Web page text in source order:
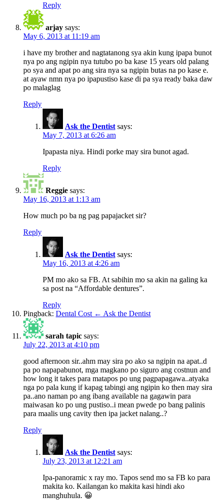
Reply
arjay says:
May 6, 2013 at 11:19 am
i have my brother and nagtatanong sya akin kung ipapa bunot
nya po ang ngipin nya tutubo po ba kase 15 years old palang
po sya and apat po ang sira nya sa ngipin butas na po kase e.
at ayaw nmn nya po ipapustiso kase di pa sya ready baka daw
po malaglag
Reply
Ask the Dentist says:
May 7, 2013 at 6:26 am
Ipapasta niya. Hindi porke may sira bunot agad.
Reply
Reggie says:
May 16, 2013 at 1:13 am
How much po ba ng pag papajacket sir?
Reply
Ask the Dentist says:
May 16, 2013 at 4:26 am
PM mo ako sa FB. At sabihin mo sa akin na galing ka
sa post na “Affordable dentures”.
Reply
Pingback: Dental Cost ← Ask the Dentist
sarah tapic says:
July 22, 2013 at 4:10 pm
good afternoon sir..ahm may sira po ako sa ngipin na apat..d
pa po napapabunot, mga magkano po siguro ang costnun and
how long it takes para matapos po ung pagpapagawa..atyaka
nga po pala kung if kapag tabingi ang ngipin ko then may sira
pa..ano naman po ang ibang available na gagawin para
maiwasan ko po ung pustiso..i mean pwede po bang palinis
para maalis ung cavity then ipa jacket nalang..?
Reply
Ask the Dentist says:
July 23, 2013 at 12:21 am
Ipa-panoramic x ray mo. Tapos send mo sa FB ko para
makita ko. Kailangan ko makita kasi hindi ako
manghuhula. 😀